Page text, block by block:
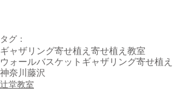
タグ：
ギャザリング寄せ植え 寄せ植え教室
ウォールバスケット ギャザリング寄せ植え
神奈川藤沢
辻堂教室